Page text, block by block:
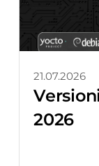
21.07.2026
2026